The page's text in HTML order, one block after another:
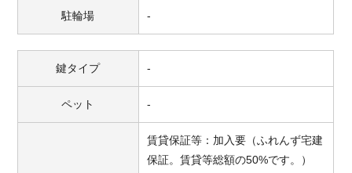
駐輪場 -
鍵タイプ -
ペット -
賃貸保証等：加入要（ふれんず宅建
保証。賃貸等総額の50%です。）